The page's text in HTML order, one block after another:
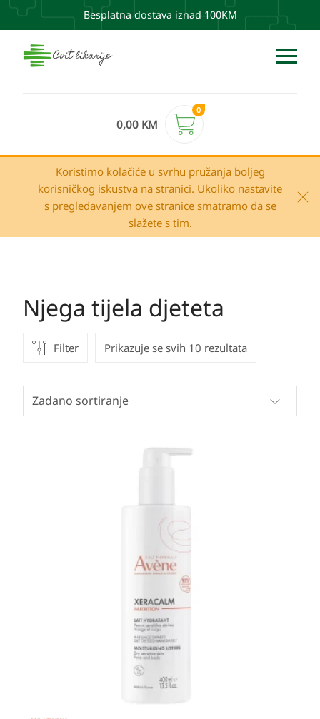
Besplatna dostava iznad 100KM
0,00 KM
0
Koristimo kolačiće u svrhu pružanja boljeg
korisničkog iskustva na stranici. Ukoliko nastavite
s pregledavanjem ove stranice smatramo da se
slažete s tim.
Njega tijela djeteta
Filter Prikazuje se svih 10 rezultata